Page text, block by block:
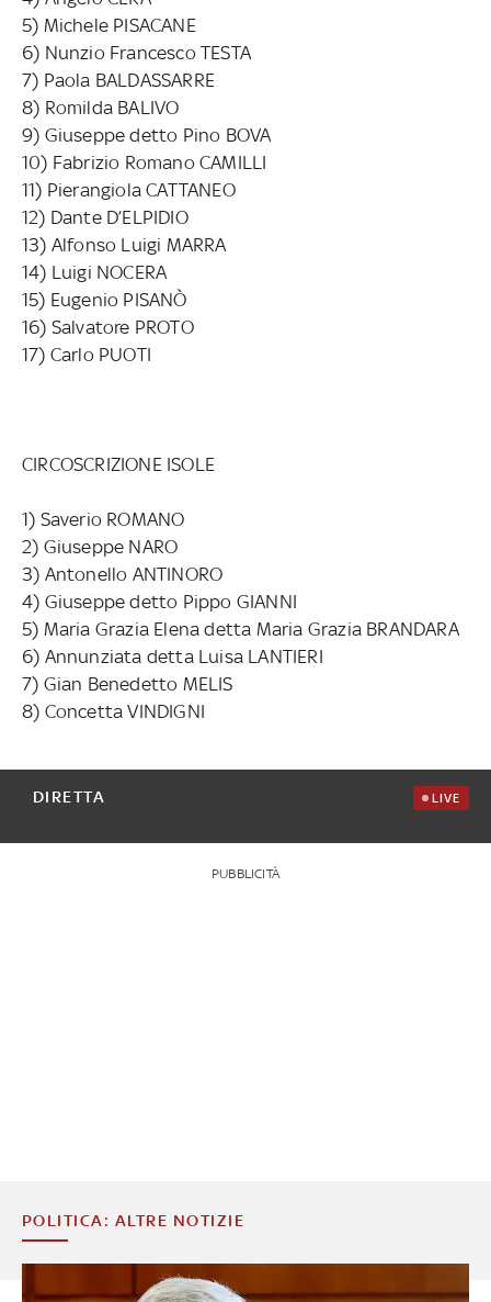
5) Michele PISACANE
6) Nunzio Francesco TESTA
7) Paola BALDASSARRE
8) Romilda BALIVO
9) Giuseppe detto Pino BOVA
10) Fabrizio Romano CAMILLI
11) Pierangiola CATTANEO
12) Dante D’ELPIDIO
13) Alfonso Luigi MARRA
14) Luigi NOCERA
15) Eugenio PISANÒ
16) Salvatore PROTO
17) Carlo PUOTI
CIRCOSCRIZIONE ISOLE
1) Saverio ROMANO
2) Giuseppe NARO
3) Antonello ANTINORO
4) Giuseppe detto Pippo GIANNI
5) Maria Grazia Elena detta Maria Grazia BRANDARA
6) Annunziata detta Luisa LANTIERI
7) Gian Benedetto MELIS
8) Concetta VINDIGNI
DIRETTA LIVE
PUBBLICITÀ
POLITICA: ALTRE NOTIZIE